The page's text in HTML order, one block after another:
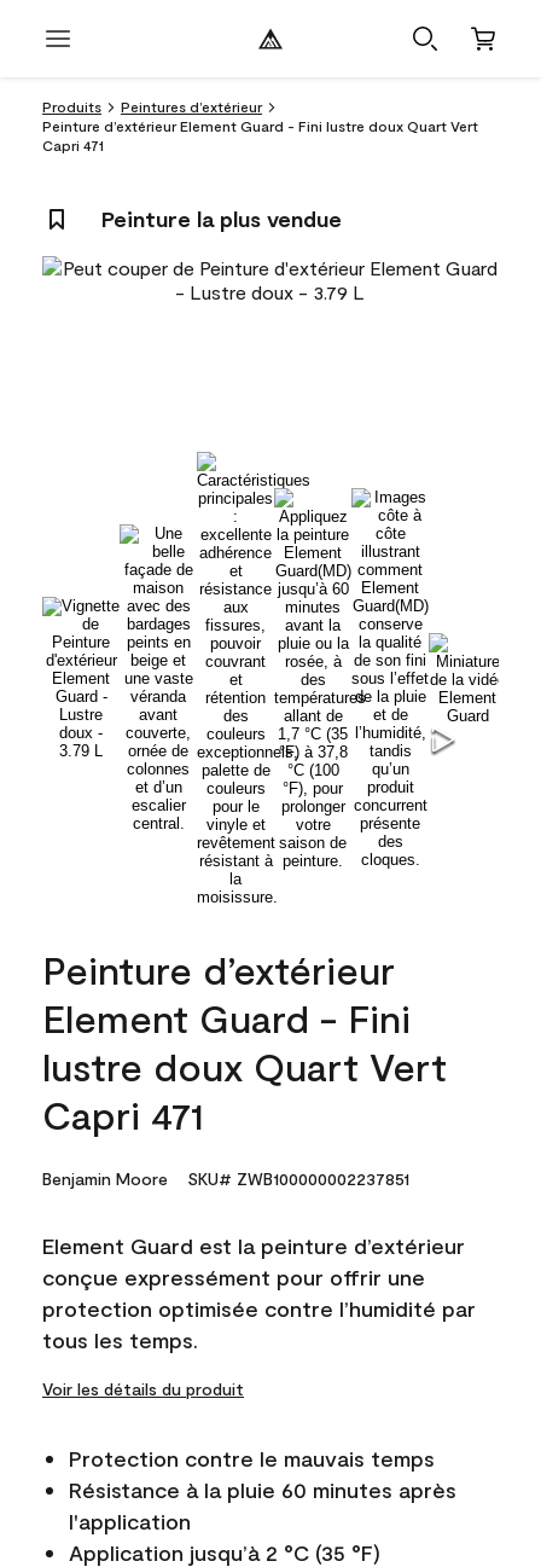
Produits
Peintures d’extérieur
Peinture d’extérieur Element Guard - Fini lustre doux Quart Vert
Capri 471
Peinture la plus vendue
Peinture d’extérieur
Element Guard - Fini
lustre doux Quart Vert
Capri 471
Benjamin Moore SKU# ZWB100000002237851
Element Guard est la peinture d’extérieur
conçue expressément pour offrir une
protection optimisée contre l’humidité par
tous les temps.
Voir les détails du produit
Protection contre le mauvais temps
Résistance à la pluie 60 minutes après
l'application
Application jusqu’à 2 °C (35 °F)